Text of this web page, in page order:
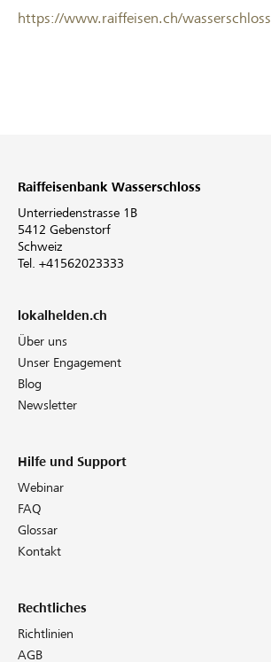
https://www.raiffeisen.ch/wasserschloss
Raiffeisenbank Wasserschloss
Unterriedenstrasse 1B
5412 Gebenstorf
Schweiz
Tel. +41562023333
lokalhelden.ch
Über uns
Unser Engagement
Blog
Newsletter
Hilfe und Support
Webinar
FAQ
Glossar
Kontakt
Rechtliches
Richtlinien
AGB